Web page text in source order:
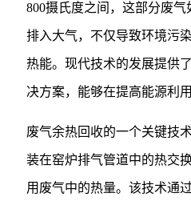
800摄氏度之间，这部分废
排入大气，不仅导致环境污
热能。现代技术的发展提供
决方案，能够在提高能源利
废气余热回收的一个关键技
装在窑炉排气管道中的热交
用废气中的热量。该技术通